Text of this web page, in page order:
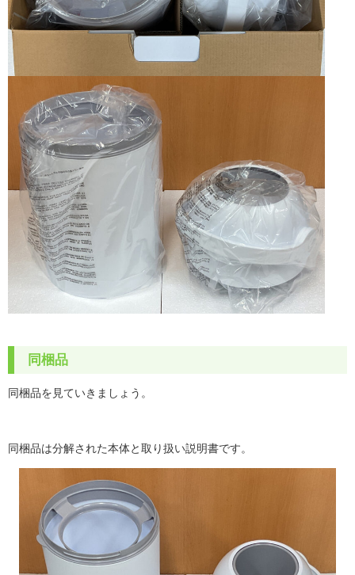
同梱品
同梱品を見ていきましょう。
同梱品は分解された本体と取り扱い説明書です。